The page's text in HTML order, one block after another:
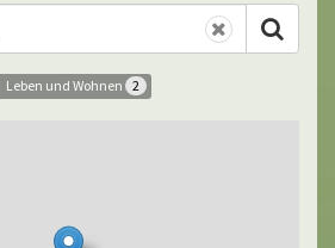
Leben und Wohnen 2